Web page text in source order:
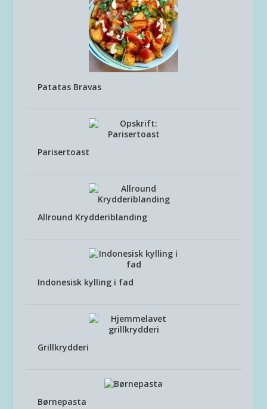
Patatas Bravas
Parisertoast
Allround Krydderiblanding
Indonesisk kylling i fad
Grillkrydderi
Børnepasta